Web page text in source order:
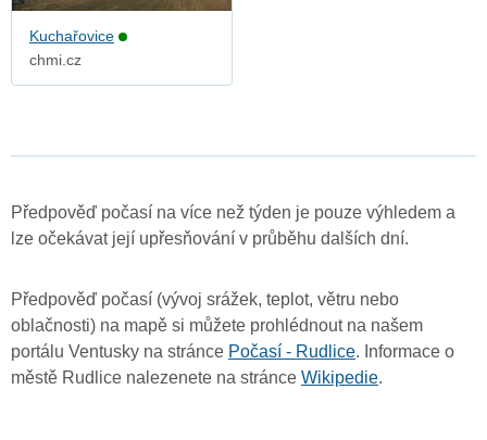
Kuchařovice
chmi.cz
Předpověď počasí na více než týden je pouze výhledem a
lze očekávat její upřesňování v průběhu dalších dní.
Předpověď počasí (vývoj srážek, teplot, větru nebo
oblačnosti) na mapě si můžete prohlédnout na našem
portálu Ventusky na stránce Počasí - Rudlice. Informace o
městě Rudlice nalezenete na stránce Wikipedie.